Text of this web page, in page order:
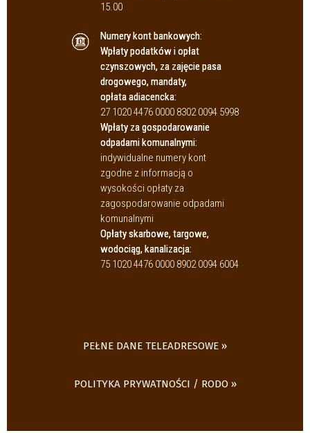
15.00
Numery kont bankowych:
Wpłaty podatków i opłat
czynszowych, za zajęcie pasa
drogowego, mandaty,
opłata adiacencka:
27 1020 4476 0000 8302 0094 5998
Wpłaty za gospodarowanie
odpadami komunalnymi:
indywidualne numery kont
zgodne z informacją o
wysokości opłaty za
zagospodarowanie odpadami
komunalnymi
Opłaty skarbowe, targowe,
wodociąg, kanalizacja:
75 1020 4476 0000 8902 0094 6004
PEŁNE DANE TELEADRESOWE
POLITYKA PRYWATNOŚCI / RODO